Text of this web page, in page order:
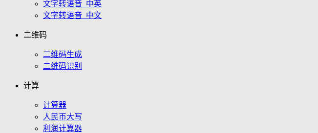
文字转语音_中英
文字转语音_中文
二维码
二维码生成
二维码识别
计算
计算器
人民币大写
利润计算器